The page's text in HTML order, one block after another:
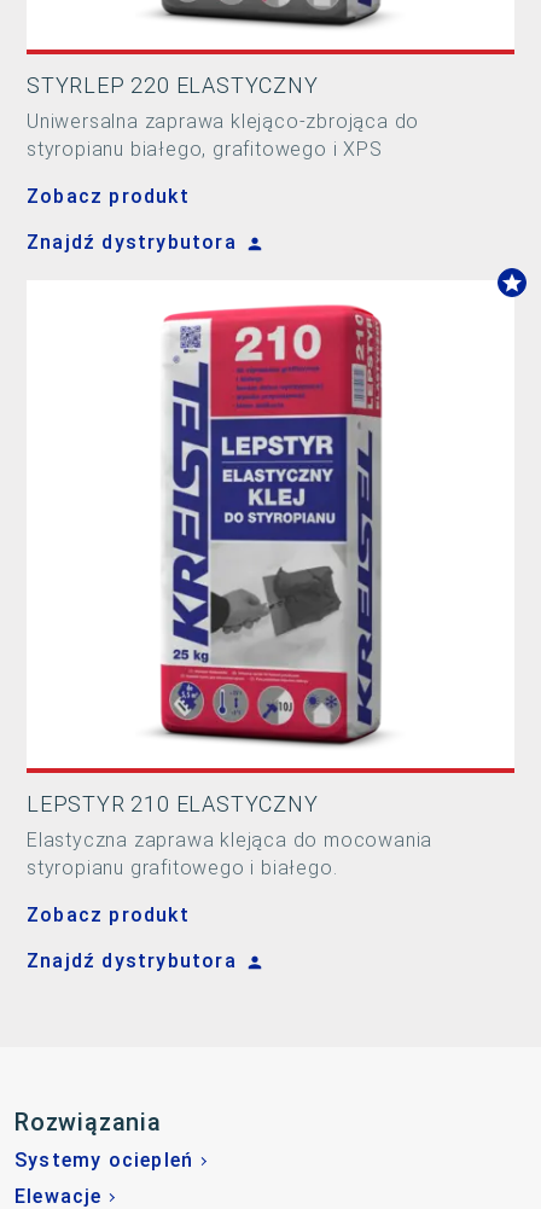
STYRLEP 220 ELASTYCZNY
Uniwersalna zaprawa klejąco-zbrojąca do
styropianu białego, grafitowego i XPS
Zobacz produkt
Znajdź dystrybutora
LEPSTYR 210 ELASTYCZNY
Elastyczna zaprawa klejąca do mocowania
styropianu grafitowego i białego.
Zobacz produkt
Znajdź dystrybutora
Rozwiązania
Systemy ociepleń
Elewacje